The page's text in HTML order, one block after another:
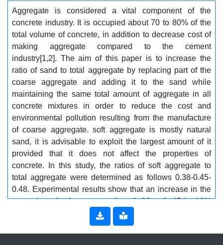
Aggregate is considered a vital component of the
concrete industry. It is occupied about 70 to 80% of the
total volume of concrete, in addition to decrease cost of
making aggregate compared to the cement
industry[1,2]. The aim of this paper is to increase the
ratio of sand to total aggregate by replacing part of the
coarse aggregate and adding it to the sand while
maintaining the same total amount of aggregate in all
concrete mixtures in order to reduce the cost and
environmental pollution resulting from the manufacture
of coarse aggregate. soft aggregate is mostly natural
sand, it is advisable to exploit the largest amount of it
provided that it does not affect the properties of
concrete. In this study, the ratios of soft aggregate to
total aggregate were determined as follows 0.38-0.45-
0.48. Experimental results show that an increase in the
proportion of soft aggregate from 0. 38 to 0. 45 by 10%
can lead to improvement of concrete strength. This
improvement can be reduced at the level of increase to
15%. Increased soft aggregate leads to a decrease in